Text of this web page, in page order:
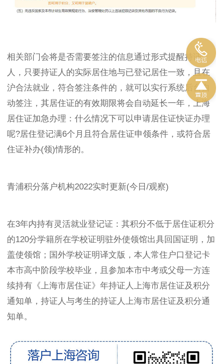
相关部门会将是否需要签注的信息通过形式提醒持证
人，只要持证人的实际居住地与已登记居住一致，且在
沪合法就业，符合签注条件的，就可以实行系统后台自
动签注，其居住证的有效期限将会自动延长一年，上海
居住证加急办理：什么情况下可以申请居住证快证办理
呢?居住登记满6个月且符合居住证申领条件，或符合居
住证补办(领)情形的。
青浦积分落户机构2022实时更新(今日/观察)
在3年内持有灵活就业登记证：其积分不低于居住证积分
的120分学籍所在学校证明驻外使领馆出具回国证明，加
盖使领馆；国外学校证明译文版，本人常住户口登记卡
本市高中阶段学校毕业，且参加本市中考或父母一方连
续持有《上海市居住证》年持证人上海市居住证及积分
通知单，持证人与考生的持证人上海市居住证及积分通
知单。